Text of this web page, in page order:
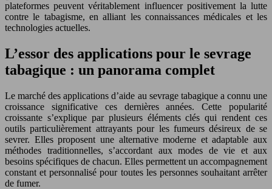
plateformes peuvent véritablement influencer positivement la lutte
contre le tabagisme, en alliant les connaissances médicales et les
technologies actuelles.
L’essor des applications pour le sevrage
tabagique : un panorama complet
Le marché des applications d’aide au sevrage tabagique a connu une
croissance significative ces dernières années. Cette popularité
croissante s’explique par plusieurs éléments clés qui rendent ces
outils particulièrement attrayants pour les fumeurs désireux de se
sevrer. Elles proposent une alternative moderne et adaptable aux
méthodes traditionnelles, s’accordant aux modes de vie et aux
besoins spécifiques de chacun. Elles permettent un accompagnement
constant et personnalisé pour toutes les personnes souhaitant arrêter
de fumer.